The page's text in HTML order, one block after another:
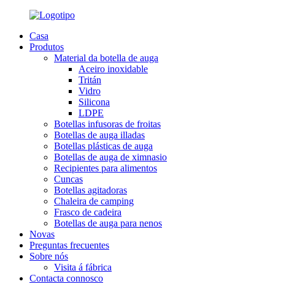
Casa
Produtos
Material da botella de auga
Aceiro inoxidable
Tritán
Vidro
Silicona
LDPE
Botellas infusoras de froitas
Botellas de auga illadas
Botellas plásticas de auga
Botellas de auga de ximnasio
Recipientes para alimentos
Cuncas
Botellas agitadoras
Chaleira de camping
Frasco de cadeira
Botellas de auga para nenos
Novas
Preguntas frecuentes
Sobre nós
Visita á fábrica
Contacta connosco